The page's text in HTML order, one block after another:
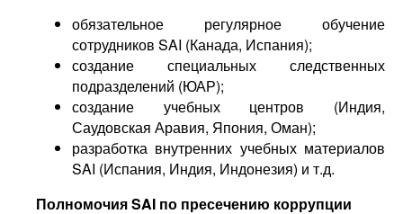
обязательное регулярное обучение
сотрудников SAI (Канада, Испания);
создание специальных следственных
подразделений (ЮАР);
создание учебных центров (Индия,
Саудовская Аравия, Япония, Оман);
разработка внутренних учебных материалов
SAI (Испания, Индия, Индонезия) и т.д.
ПолномочияSAI по пресечению коррупции